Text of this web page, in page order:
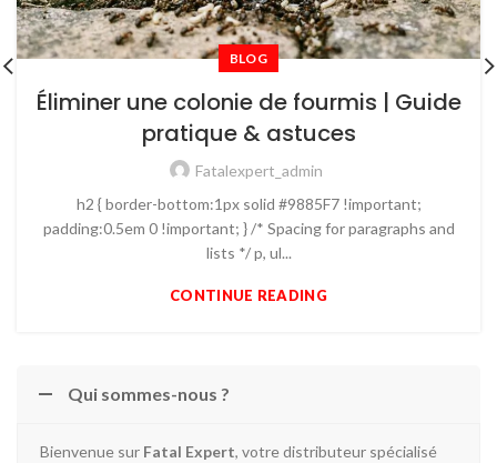
BLOG
Éliminer une colonie de fourmis | Guide
pratique & astuces
Fatalexpert_admin
h2 { border-bottom:1px solid #9885F7 !important;
padding:0.5em 0 !important; } /* Spacing for paragraphs and
lists */ p, ul...
CONTINUE READING
Qui sommes-nous ?
Bienvenue sur Fatal Expert, votre distributeur spécialisé